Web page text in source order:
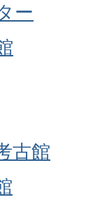
ー
古館